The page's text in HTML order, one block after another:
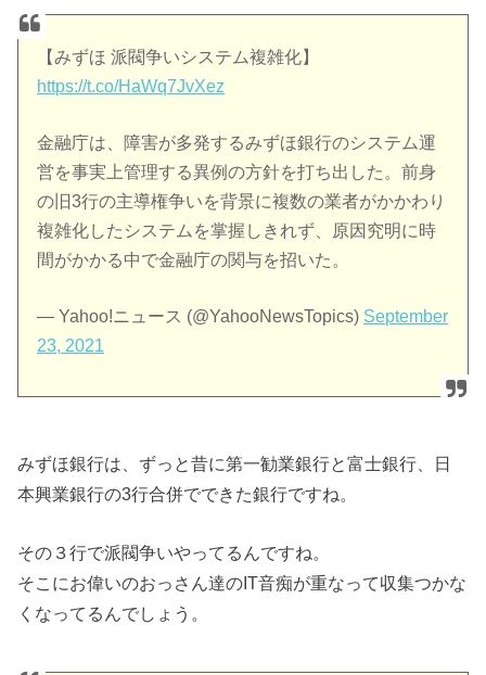
【みずほ 派閥争いシステム複雑化】
https://t.co/HaWq7JvXez
金融庁は、障害が多発するみずほ銀行のシステム運
営を事実上管理する異例の方針を打ち出した。前身
の旧3行の主導権争いを背景に複数の業者がかかわり
複雑化したシステムを掌握しきれず、原因究明に時
間がかかる中で金融庁の関与を招いた。
— Yahoo!ニュース (@YahooNewsTopics) September
23, 2021
みずほ銀行は、ずっと昔に第一勧業銀行と富士銀行、日
本興業銀行の3行合併でできた銀行ですね。
その３行で派閥争いやってるんですね。
そこにお偉いのおっさん達のIT音痴が重なって収集つかな
くなってるんでしょう。